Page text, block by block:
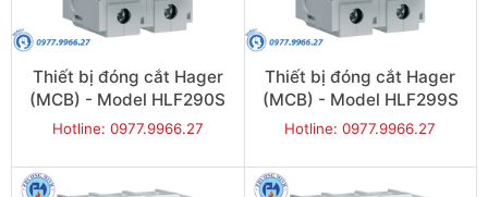
Thiết bị đóng cắt Hager
(MCB) - Model HLF290S
Hotline: 0977.9966.27
Thiết bị đóng cắt Hager
(MCB) - Model HLF299S
Hotline: 0977.9966.27